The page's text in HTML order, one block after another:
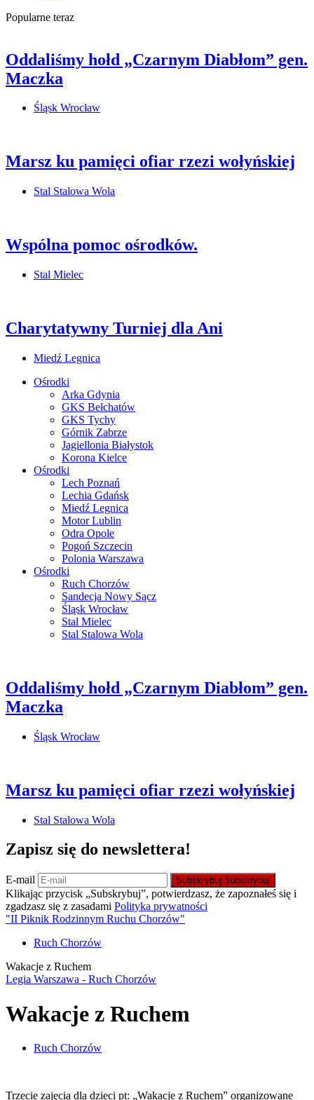
Popularne teraz
Oddaliśmy hołd „Czarnym Diabłom” gen.
Maczka
Śląsk Wrocław
Marsz ku pamięci ofiar rzezi wołyńskiej
Stal Stalowa Wola
Wspólna pomoc ośrodków.
Stal Mielec
Charytatywny Turniej dla Ani
Miedź Legnica
Ośrodki
Arka Gdynia
GKS Bełchatów
GKS Tychy
Górnik Zabrze
Jagiellonia Białystok
Korona Kielce
Ośrodki
Lech Poznań
Lechia Gdańsk
Miedź Legnica
Motor Lublin
Odra Opole
Pogoń Szczecin
Polonia Warszawa
Ośrodki
Ruch Chorzów
Sandecja Nowy Sącz
Śląsk Wrocław
Stal Mielec
Stal Stalowa Wola
Oddaliśmy hołd „Czarnym Diabłom” gen.
Maczka
Śląsk Wrocław
Marsz ku pamięci ofiar rzezi wołyńskiej
Stal Stalowa Wola
Zapisz się do newslettera!
E-mail Subskrybuj Subskrybuj
Klikając przycisk „Subskrybuj”, potwierdzasz, że zapoznałeś się i
zgadzasz się z zasadami Polityka prywatności
"II Piknik Rodzinnym Ruchu Chorzów"
Ruch Chorzów
Wakacje z Ruchem
Legia Warszawa - Ruch Chorzów
Wakacje z Ruchem
Ruch Chorzów
Trzecie zajęcia dla dzieci pt: „Wakacje z Ruchem” organizowane